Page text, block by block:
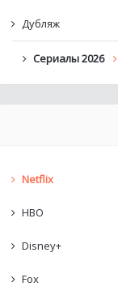
Дубляж
Сериалы 2026
Netflix
HBO
Disney+
Fox